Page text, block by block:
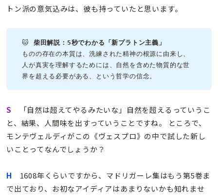
トン派の意気込みは、彼も持っていたと思います。
🐱
ものの存在の本質は、洗練された精神の根源に由来し、
人が真実を理解するためには、自然を含めた物質的な世
界を超える必要がある、という哲学の信念。
S 「自然は超えてやるみたいな」自然を超えるっていうこ
と、結果、人間味を出すっていうことですね。 ところで、
モンテヴェルディがこの《ヴェスプロ》の中で試した新し
いことってなんでしょうか？
H 1608年くらいですから、マドリガーレ集はもう第5巻ま
で出ており、お初なアイディアはあまりないかも知れませ